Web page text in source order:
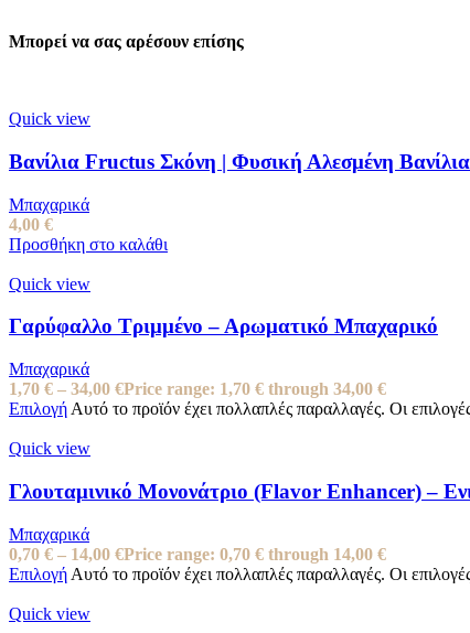
Μπορεί να σας αρέσουν επίσης
Quick view
Βανίλια Fructus Σκόνη | Φυσική Αλεσμένη
Μπαχαρικά
4,00 €
Προσθήκη στο καλάθι
Quick view
Γαρύφαλλο Τριμμένο – Αρωματικό Μπαχαρικό
Μπαχαρικά
1,70 € – 34,00 €Price range: 1,70 € through 34,00 €
Επιλογή Αυτό το προϊόν έχει πολλαπλές παραλλαγές. Οι
Quick view
Γλουταμινικό Μονονάτριο (Flavor Enhancer) –
Μπαχαρικά
0,70 € – 14,00 €Price range: 0,70 € through 14,00 €
Επιλογή Αυτό το προϊόν έχει πολλαπλές παραλλαγές. Οι
Quick view